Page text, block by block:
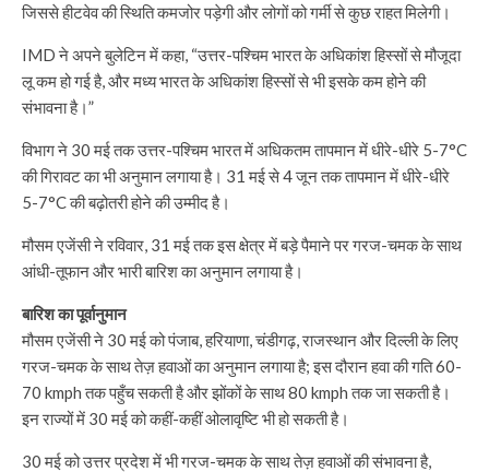
जिससे हीटवेव की स्थिति कमजोर पड़ेगी और लोगों को गर्मी से कुछ राहत मिलेगी।
IMD ने अपने बुलेटिन में कहा, “उत्तर-पश्चिम भारत के अधिकांश हिस्सों से मौजूदा
लू कम हो गई है, और मध्य भारत के अधिकांश हिस्सों से भी इसके कम होने की
संभावना है।”
विभाग ने 30 मई तक उत्तर-पश्चिम भारत में अधिकतम तापमान में धीरे-धीरे 5-7°C
की गिरावट का भी अनुमान लगाया है। 31 मई से 4 जून तक तापमान में धीरे-धीरे
5-7°C की बढ़ोतरी होने की उम्मीद है।
मौसम एजेंसी ने रविवार, 31 मई तक इस क्षेत्र में बड़े पैमाने पर गरज-चमक के साथ
आंधी-तूफान और भारी बारिश का अनुमान लगाया है।
बारिश का पूर्वानुमान
मौसम एजेंसी ने 30 मई को पंजाब, हरियाणा, चंडीगढ़, राजस्थान और दिल्ली के लिए
गरज-चमक के साथ तेज़ हवाओं का अनुमान लगाया है; इस दौरान हवा की गति 60-
70 kmph तक पहुँच सकती है और झोंकों के साथ 80 kmph तक जा सकती है।
इन राज्यों में 30 मई को कहीं-कहीं ओलावृष्टि भी हो सकती है।
30 मई को उत्तर प्रदेश में भी गरज-चमक के साथ तेज़ हवाओं की संभावना है,